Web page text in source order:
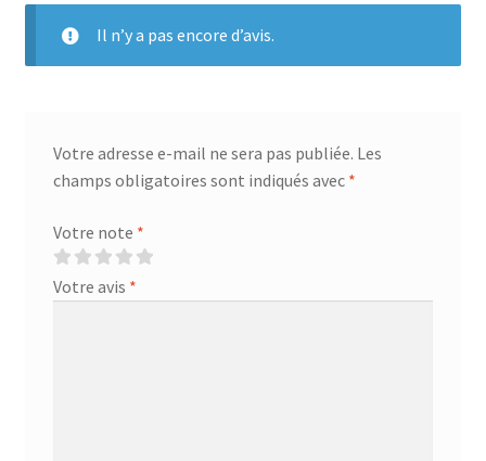
Il n’y a pas encore d’avis.
Votre adresse e-mail ne sera pas publiée. Les
champs obligatoires sont indiqués avec *
Votre note *
Votre avis *